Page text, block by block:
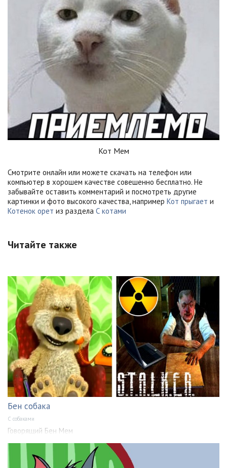
Кот Мем
Смотрите онлайн или можете скачать на телефон или
компьютер в хорошем качестве совешенно бесплатно. Не
забывайте оставить комментарий и посмотреть другие
картинки и фото высокого качества, например Кот прыгает и
Котенок орет из раздела С котами
Читайте также
Бен собака
С собаками
Говорящий Бен Мем